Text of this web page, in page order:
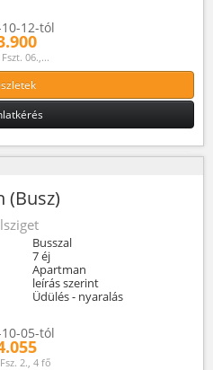
12-tól
06.,...
(Busz)
Busszal
7 éj
Apartman
leírás szerint
Üdülés - nyaralás
05-tól
2., 4 fő